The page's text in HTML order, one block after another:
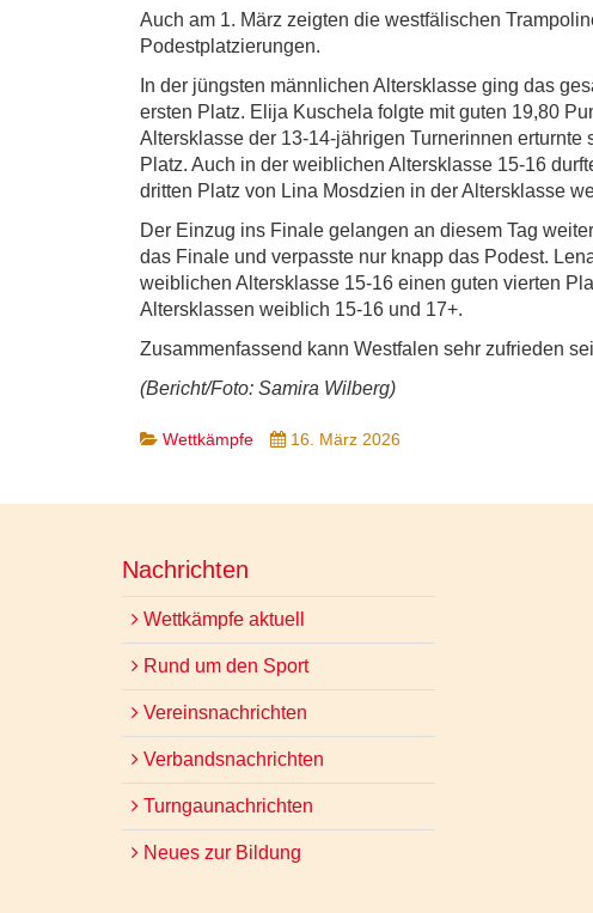
Auch am 1. März zeigten die westfälischen
Podestplatzierungen.
In der jüngsten männlichen Altersklasse ging das
ersten Platz. Elija Kuschela folgte mit guten 19,80
Altersklasse der 13-14-jährigen Turnerinnen
Platz. Auch in der weiblichen Altersklasse 15-16
dritten Platz von Lina Mosdzien in der Altersklasse
Der Einzug ins Finale gelangen an diesem Tag
das Finale und verpasste nur knapp das Podest.
weiblichen Altersklasse 15-16 einen guten vierten
Altersklassen weiblich 15-16 und 17+.
Zusammenfassend kann Westfalen sehr zufrieden
(Bericht/Foto: Samira Wilberg)
Wettkämpfe 16. März 2026
Nachrichten
Wettkämpfe aktuell
Rund um den Sport
Vereinsnachrichten
Verbandsnachrichten
Turngaunachrichten
Neues zur Bildung